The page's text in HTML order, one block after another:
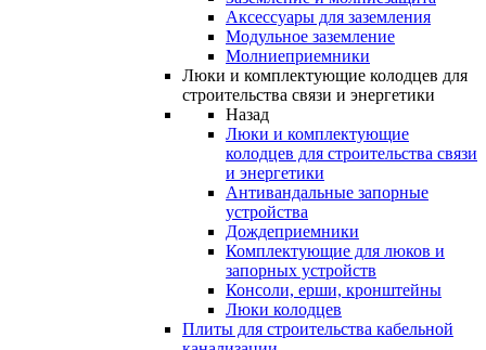
Аксессуары для заземления
Модульное заземление
Молниеприемники
Люки и комплектующие колодцев для
строительства связи и энергетики
Назад
Люки и комплектующие
колодцев для строительства связи
и энергетики
Антивандальные запорные
устройства
Дождеприемники
Комплектующие для люков и
запорных устройств
Консоли, ерши, кронштейны
Люки колодцев
Плиты для строительства кабельной